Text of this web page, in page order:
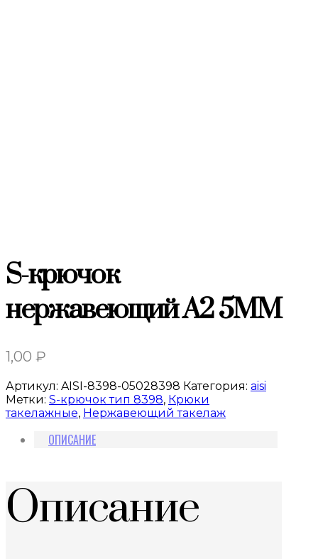
S-крючок
нержавеющий A2 5MM
1,00 ₽
Артикул: AISI-8398-05028398 Категория: aisi
Метки: S-крючок тип 8398, Крюки
такелажные, Нержавеющий такелаж
ОПИСАНИЕ
Описание